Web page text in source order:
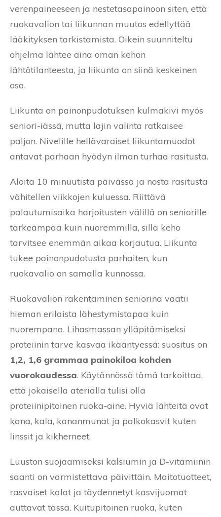
verenpaineeseen ja nestetasapainoon siten, että
ruokavalion tai liikunnan muutos edellyttää
lääkityksen tarkistamista. Oikein suunniteltu
ohjelma lähtee aina oman kehon
lähtötilanteesta, ja liikunta on siinä keskeinen
osa.
Liikunta on painonpudotuksen kulmakivi myös
seniori-iässä, mutta lajin valinta ratkaisee
paljon. Nivelille hellävaraiset liikuntamuodot
antavat parhaan hyödyn ilman turhaa rasitusta.
Aloita 10 minuutista päivässä ja nosta rasitusta
vähitellen viikkojen kuluessa. Riittävä
palautumisaika harjoitusten välillä on seniorille
tärkeämpää kuin nuoremmilla, sillä keho
tarvitsee enemmän aikaa korjautua. Liikunta
tukee painonpudotusta parhaiten, kun
ruokavalio on samalla kunnossa.
Ruokavalion rakentaminen seniorina vaatii
hieman erilaista lähestymistapaa kuin
nuorempana. Lihasmassan ylläpitämiseksi
proteiinin tarve kasvaa ikääntyessä: suositus on
1,2, 1,6 grammaa painokiloa kohden
vuorokaudessa. Käytännössä tämä tarkoittaa,
että jokaisella aterialla tulisi olla
proteiinipitoinen ruoka-aine. Hyviä lähteitä ovat
kana, kala, kananmunat ja palkokasvit kuten
linssit ja kikherneet.
Luuston suojaamiseksi kalsiumin ja D-vitamiinin
saanti on varmistettava päivittäin. Maitotuotteet,
rasvaiset kalat ja täydennetyt kasvijuomat
auttavat tässä. Kuitupitoinen ruoka, kuten